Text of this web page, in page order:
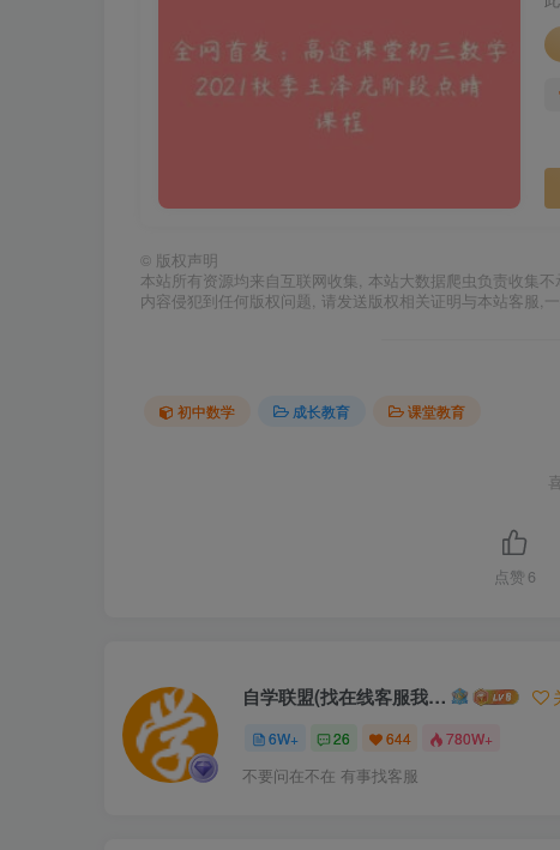
© 版权声明
本站所有资源均来自互联网收集, 本站大数据爬虫负责收集
内容侵犯到任何版权问题, 请发送版权相关证明与本站客服,
初中数学 成长教育 课堂教育
点赞 6
自学联盟(找在线客服我不回信息的)
6W+ 26 644 780W+
不要问在不在 有事找客服